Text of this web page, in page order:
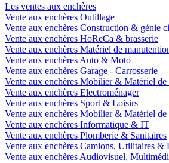
Les ventes aux enchères
Vente aux enchères Outillage
Vente aux enchères Construction & génie
Vente aux enchères HoReCa & brasserie
Vente aux enchères Matériel de
Vente aux enchères Auto & Moto
Vente aux enchères Garage - Carrosserie
Vente aux enchères Mobilier & Matériel de
Vente aux enchères Electroménager
Vente aux enchères Sport & Loisirs
Vente aux enchères Mobilier & Matériel de
Vente aux enchères Informatique & IT
Vente aux enchères Plomberie & Sanitaires
Vente aux enchères Camions, Utilitaires &
Vente aux enchères Audiovisuel,